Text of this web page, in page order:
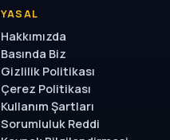
YASAL
Hakkımızda
Basında Biz
Gizlilik Politikası
Çerez Politikası
Kullanım Şartları
Sorumluluk Reddi